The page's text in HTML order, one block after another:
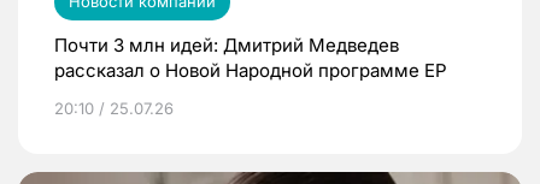
Почти 3 млн идей: Дмитрий Медведев
рассказал о Новой Народной программе ЕР
20:10 / 25.07.26